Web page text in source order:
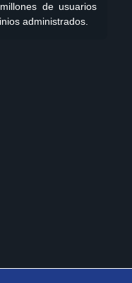
de usuarios
administrados.